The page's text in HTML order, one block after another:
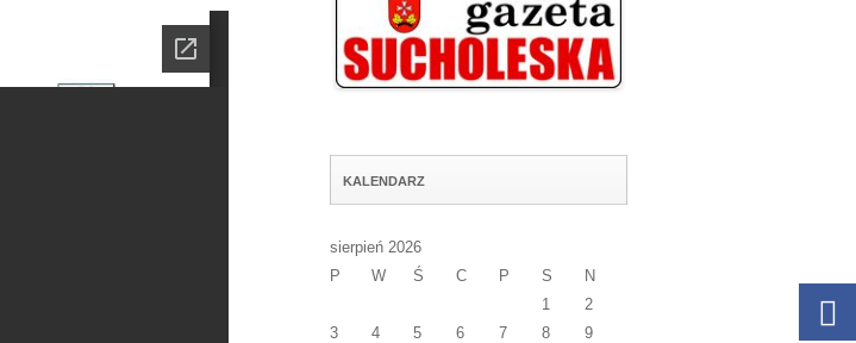
KALENDARZ
sierpień 2026
P
W Ś C P S
N
1
2
3
4 5 6 7 8
9